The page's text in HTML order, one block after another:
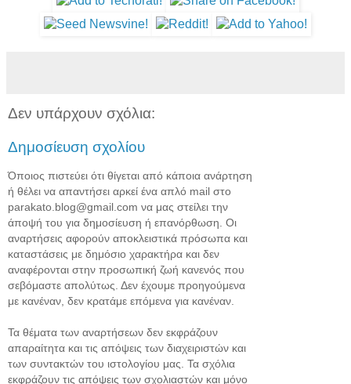
Δεν υπάρχουν σχόλια:
Δημοσίευση σχολίου
Όποιος πιστεύει ότι θίγεται από κάποια ανάρτηση
ή θέλει να απαντήσει αρκεί ένα απλό mail στο
parakato.blog@gmail.com να μας στείλει την
άποψή του για δημοσίευση ή επανόρθωση. Οι
αναρτήσεις αφορούν αποκλειστικά πρόσωπα και
καταστάσεις με δημόσιο χαρακτήρα και δεν
αναφέρονται στην προσωπική ζωή κανενός που
σεβόμαστε απολύτως. Δεν έχουμε προηγούμενα
με κανέναν, δεν κρατάμε επόμενα για κανέναν.
Τα θέματα των αναρτήσεων δεν εκφράζουν
απαραίτητα και τις απόψεις των διαχειριστών και
των συντακτών του ιστολογίου μας. Τα σχόλια
εκφράζουν τις απόψεις των σχολιαστών και μόνο